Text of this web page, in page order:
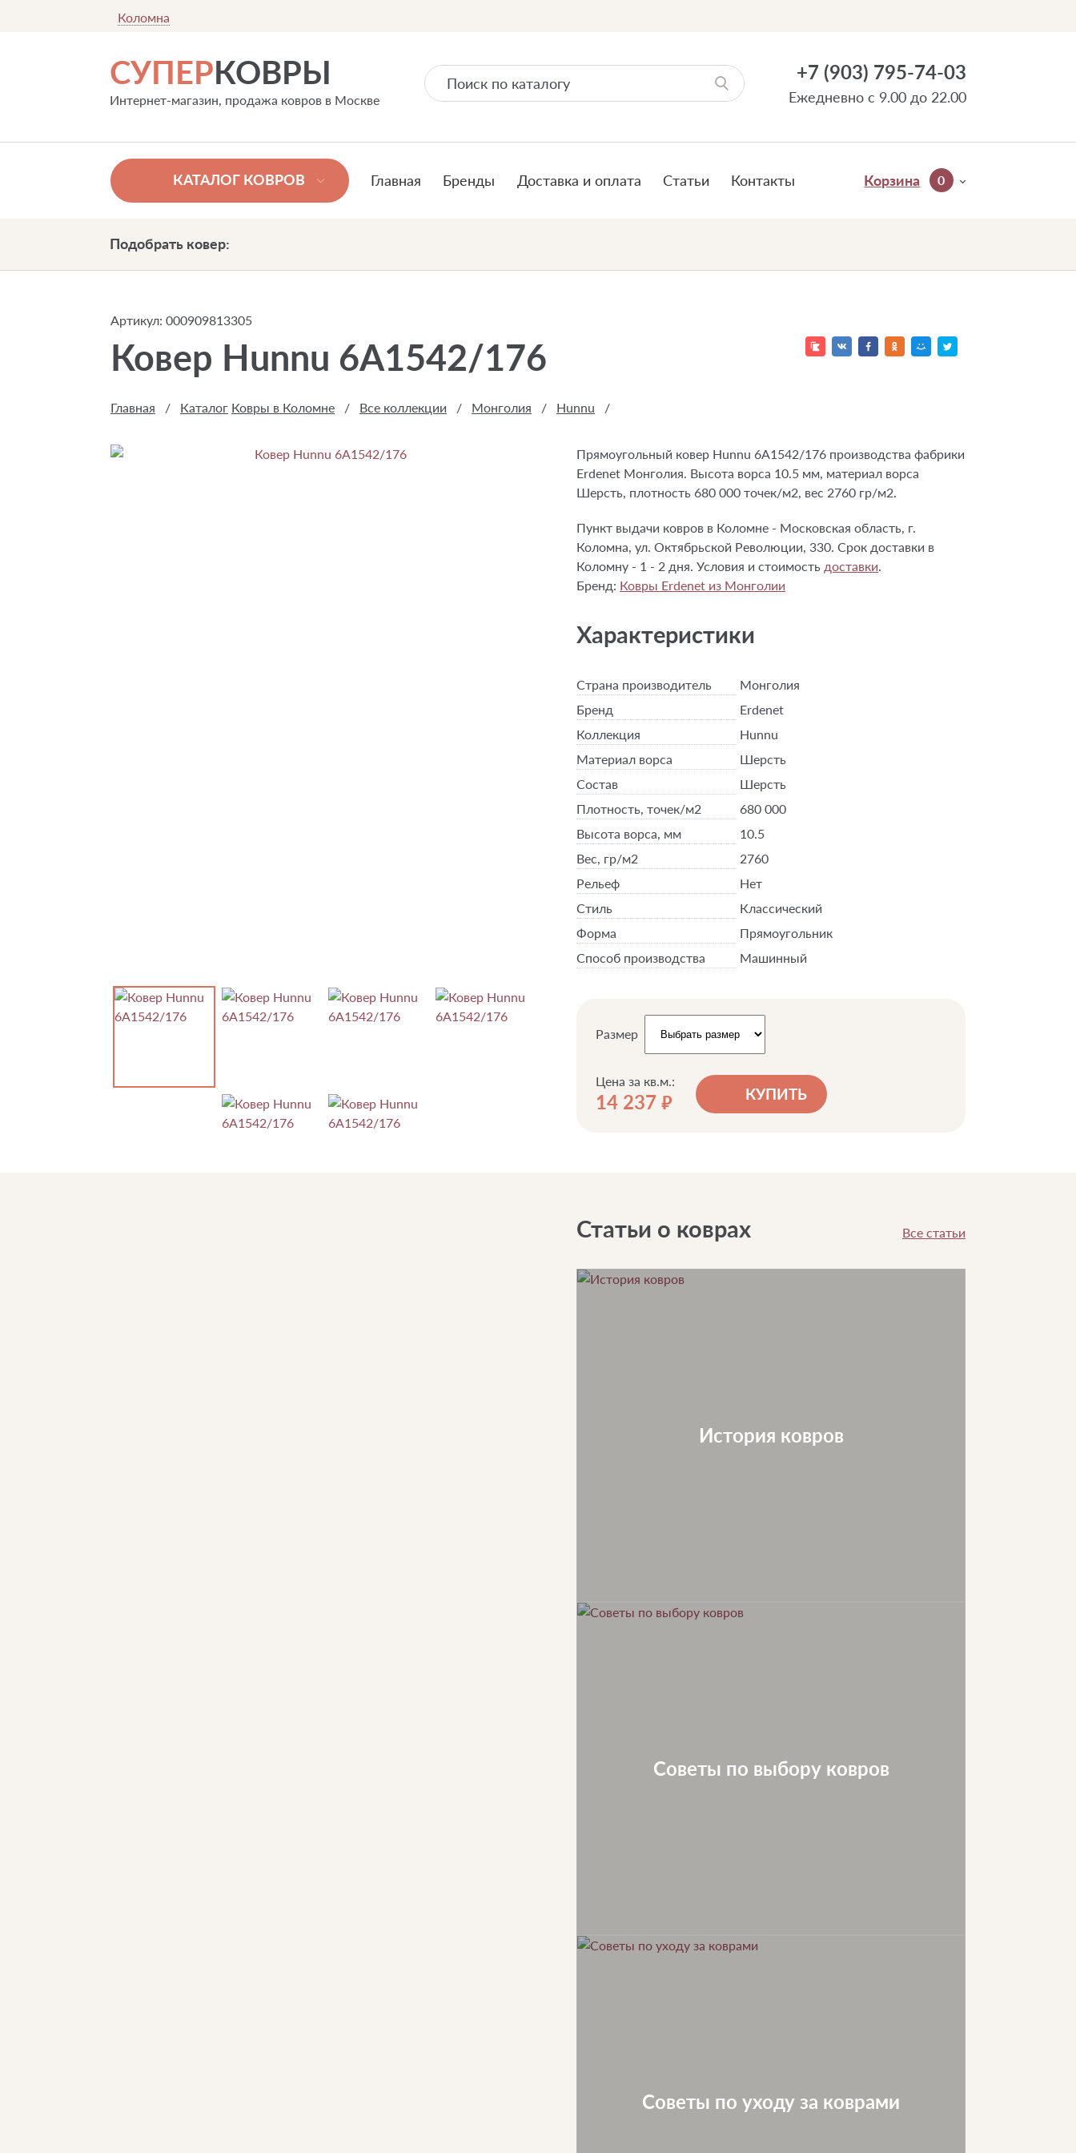
Коломна
СУПЕРКОВРЫ
Интернет-магазин, продажа ковров в Москве
+7 (903) 795-74-03
Ежедневно с 9.00 до 22.00
КАТАЛОГ КОВРОВ Главная Бренды Доставка и оплата Статьи Контакты Корзина 0
Подобрать ковер:
Артикул: 000909813305
Ковер Hunnu 6A1542/176
Главная / Каталог Ковры в Коломне / Все коллекции / Монголия / Hunnu /
Прямоугольный ковер Hunnu 6A1542/176 производства фабрики
Erdenet Монголия. Высота ворса 10.5 мм, материал ворса
Шерсть, плотность 680 000 точек/м2, вес 2760 гр/м2.
Пункт выдачи ковров в Коломне - Московская область, г.
Коломна, ул. Октябрьской Революции, 330. Срок доставки в
Коломну - 1 - 2 дня. Условия и стоимость доставки
Бренд: Ковры Erdenet из Монголии
Характеристики
Страна производитель
Монголия
Бренд
Erdenet
Коллекция
Hunnu
Материал ворса
Шерсть
Состав
Шерсть
Плотность, точек/м2
680 000
Высота ворса, мм
10.5
Вес, гр/м2
2760
Рельеф
Нет
Стиль
Классический
Форма
Прямоугольник
Способ производства
Машинный
Размер
Цена за кв.м.:
14 237 руб. КУПИТЬ
Статьи о коврах Все статьи
История ковров
Советы по выбору ковров
Советы по уходу за коврами